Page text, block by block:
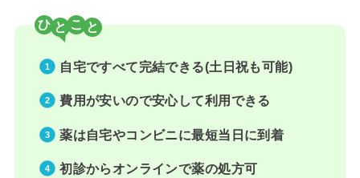
ひ こ
自宅ですべて完結できる(土日祝も可能)
費用が安いので安心して利用できる
薬は自宅やコンビニに最短当日に到着
初診からオンラインで薬の処方可